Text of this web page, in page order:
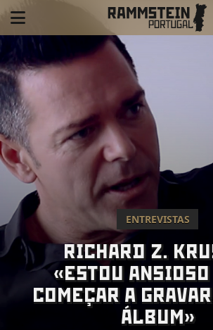
ENTREVISTAS
RICHARD Z.
«ESTOU
COMEÇAR A
ÁLBUM»